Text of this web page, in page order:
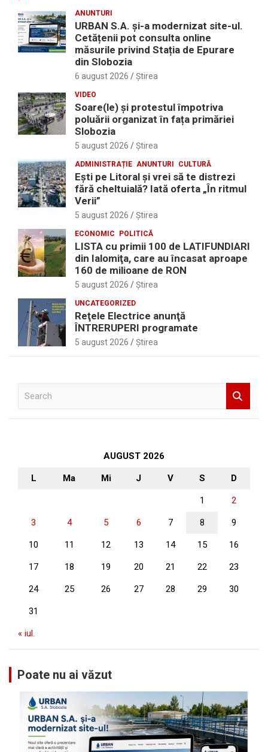
ANUNTURI
URBAN S.A. și-a modernizat site-ul.
Cetățenii pot consulta online
măsurile privind Stația de Epurare
din Slobozia
6 august 2026 Ştirea
VIDEO
Soare(le) și protestul împotriva
poluării organizat în fața primăriei
Slobozia
5 august 2026 Ştirea
ADMINISTRAȚIE ANUNTURI CULTURĂ
Eşti pe Litoral şi vrei să te distrezi
fără cheltuială? Iată oferta „În ritmul
Verii”
5 august 2026 Ştirea
ECONOMIC POLITICĂ
LISTA cu primii 100 de LATIFUNDIARI
din Ialomiţa, care au încasat aproape
160 de milioane de RON
5 august 2026 Ştirea
UNCATEGORIZED
Reţele Electrice anunţă
ÎNTRERUPERI programate
5 august 2026 Ştirea
AUGUST 2026
L Ma Mi J V S D
1 2
3 4 5 6 7 8 9
10 11 12 13 14 15 16
17 18 19 20 21 22 23
24 25 26 27 28 29 30
31
« iul.
Poate nu ai văzut